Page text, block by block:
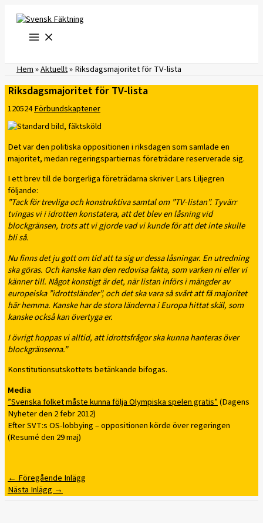
innehåll
Hem»Aktuellt»Riksdagsmajoritet för TV-lista
Riksdagsmajoritet för TV-lista
120524Förbundskaptener
Det var den politiska oppositionen i riksdagen som samlade en
majoritet, medan regeringspartiernas företrädare reserverade sig.
I ett brev till de borgerliga företrädarna skriver Lars Liljegren
följande:
”Tack för trevliga och konstruktiva samtal om ”TV-listan”. Tyvärr
tvingas vi i idrotten konstatera, att det blev en låsning vid
blockgränsen, trots att vi gjorde vad vi kunde för att det inte skulle
bli så.
Nu finns det ju gott om tid att ta sig ur dessa låsningar. En utredning
ska göras. Och kanske kan den redovisa fakta, som varken ni eller vi
känner till. Något konstigt är det, när listan införs i mängder av
europeiska ”idrottsländer”, och det ska vara så svårt att få majoritet
här hemma. Kanske har de stora länderna i Europa hittat skäl, som
kanske också kan övertyga er.
I övrigt hoppas vi alltid, att idrottsfrågor ska kunna hanteras över
blockgränserna.”
Konstitutionsutskottets betänkande bifogas.
Media
”Svenska folket måste kunna följa Olympiska spelen gratis”(Dagens
Nyheter den 2 febr 2012)
Efter SVT:s OS-lobbying – oppositionen körde över regeringen
(Resumé den 29 maj)
← Föregående Inlägg
Nästa Inlägg →